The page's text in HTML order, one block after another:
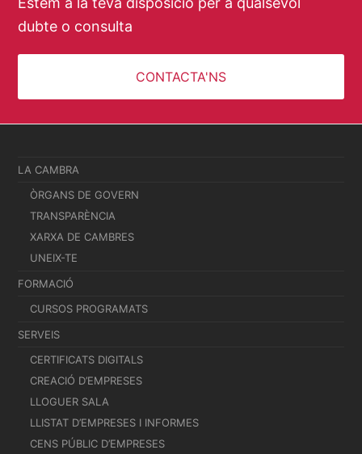
dubte o consulta
CONTACTA'NS
LA CAMBRA
ÒRGANS DE GOVERN
TRANSPARÈNCIA
XARXA DE CAMBRES
UNEIX-TE
FORMACIÓ
CURSOS PROGRAMATS
SERVEIS
CERTIFICATS DIGITALS
CREACIÓ D’EMPRESES
LLOGUER SALA
LLISTAT D’EMPRESES I INFORMES
CENS PÚBLIC D’EMPRESES